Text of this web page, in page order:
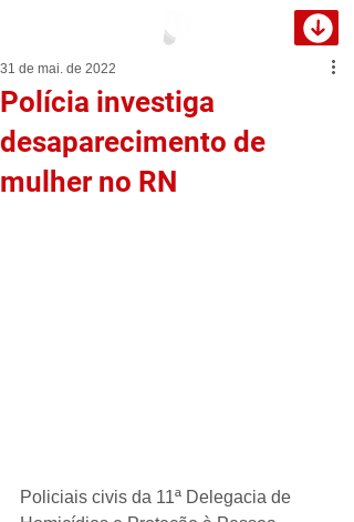
Polícia investiga
desaparecimento de
mulher no RN
31 de mai. de 2022
Policiais civis da 11ª Delegacia de